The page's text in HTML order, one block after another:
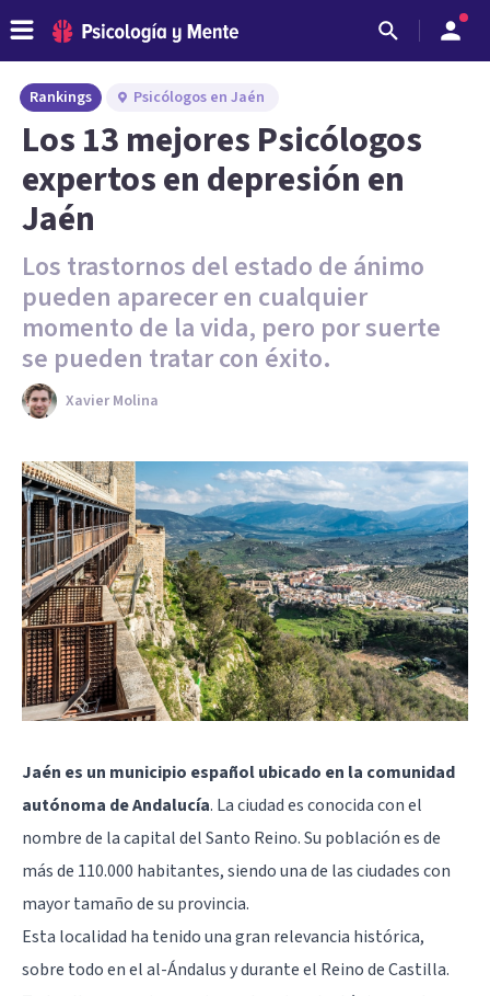
Rankings Psicólogos en Jaén
Los 13 mejores Psicólogos
expertos en depresión en
Jaén
Los trastornos del estado de ánimo
pueden aparecer en cualquier
momento de la vida, pero por suerte
se pueden tratar con éxito.
Xavier Molina
Jaén es un municipio español ubicado en la comunidad
autónoma de Andalucía. La ciudad es conocida con el
nombre de la capital del Santo Reino. Su población es de
más de 110.000 habitantes, siendo una de las ciudades con
mayor tamaño de su provincia.
Esta localidad ha tenido una gran relevancia histórica,
sobre todo en el al-Ándalus y durante el Reino de Castilla.